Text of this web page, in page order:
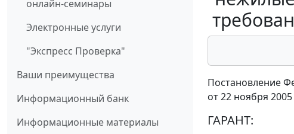
онлайн-семинары
Электронные услуги
"Экспресс Проверка"
Ваши преимущества
Информационный банк
Информационные материалы
Постановление
от 22 ноября
ГАРАНТ: